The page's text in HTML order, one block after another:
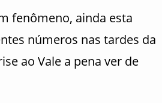
fenômeno, ainda esta
números nas tardes da
ao Vale a pena ver de